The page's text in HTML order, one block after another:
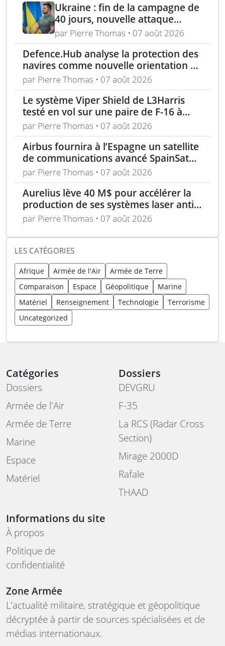
Ukraine : fin de la campagne de
40 jours, nouvelle attaque
contre Wildberries et
élimination d’un général russe à
Moscou
par Pierre Thomas • 07 août 2026
Defence.Hub analyse la protection des
navires comme nouvelle orientation du
système MACS
par Pierre Thomas • 07 août 2026
Le système Viper Shield de L3Harris
testé en vol sur une paire de F-16 à
Edwards AFB
par Pierre Thomas • 07 août 2026
Airbus fournira à l’Espagne un satellite
de communications avancé SpainSat
NG-III
par Pierre Thomas • 07 août 2026
Aurelius lève 40 M$ pour accélérer la
production de ses systèmes laser anti-
drones
par Pierre Thomas • 07 août 2026
LES CATÉGORIES
Afrique Armée de l'Air
Armée de Terre
Comparaison
Espace Géopolitique
Marine
Matériel
Renseignement Technologie
Terrorisme
Uncategorized
Catégories
Dossiers
Armée de l'Air
Armée de Terre
Marine
Espace
Matériel
Dossiers
DEVGRU
F-35
La RCS (Radar Cross
Section)
Mirage 2000D
Rafale
THAAD
Informations du site
À propos
Politique de
confidentialité
Zone Armée
L’actualité militaire, stratégique et géopolitique
décryptée à partir de sources spécialisées et de
médias internationaux.